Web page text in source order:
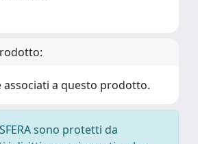
associati a questo prodotto.
sono protetti da